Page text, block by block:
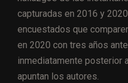
capturadas en 2016 y
encuestados que
en 2020 con tres años
inmediatamente posterior
apuntan los autores.